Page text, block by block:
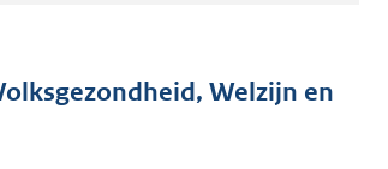
Welzijn en